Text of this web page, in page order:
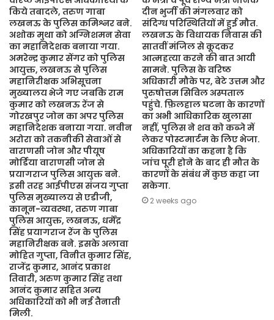
किये तबादले, तरुण गाबा
लखनऊ के पुलिस कमिश्नर बने.
अशोक मुथा को अग्निशमन सेवा
का महानिदेशक बनाया गया.
अमरेन्द्र कुमार सेंगर को पुलिस
आयुक्त, लखनऊ से पुलिस
महानिरीक्षक अभिसूचना
मुख्यालय भेजे गए जबकि राम
कुमार को लखनऊ रेंज से
गोरखपुर जोन का अपर पुलिस
महानिदेशक बनाया गया. नवीन
अरोरा को तकनीकी सेवाओं से
वाराणसी जोन और पीयूष
मोर्डिया वाराणसी जोन से
प्रयागराज पुलिस आयुक्त बने.
इसी तरह आईपीएस संजय गुप्ता
पुलिस मुख्यालय से एडीजी,
कानून-व्यवस्था, तरुण गाबा
पुलिस आयुक्त, लखनऊ, धर्मेंद्र
सिंह प्रयागराज रेंज के पुलिस
महानिरीक्षक बने. इसके अलावा
मोहित गुप्ता, विनीत कुमार सिंह,
राजेंद्र कुमार, आनंद प्रकाश
तिवारी, अरुण कुमार सिंह तथा
आनंद कुमार सहित अन्य
अधिकारियों को भी नई तैनाती
मिली.
दीन भुर्जी की मंगलवार को
संदिग्ध परिस्थितियों में हुई मौत.
लखनऊ के विधायक निवास की
सातवीं मंजिल से कूदकर
आत्महत्या करने की बात आयी
सामने. पुलिस के वरिष्ठ
अधिकारी मौके पर, बेटे उत्तम और
पुरुषोत्तम सिविल अस्पताल
पहुंचे. फ़िलहाल घटना के कारणों
का अभी आधिकारिक खुलासा
नहीं, पुलिस ने शव को कब्जे में
लेकर पोस्टमार्टम के लिए भेजा.
अधिकारियों का कहना है कि
जांच पूरी होने के बाद ही मौत के
कारणों के संबंध में कुछ कहा जा
सकेगा.
2 weeks ago